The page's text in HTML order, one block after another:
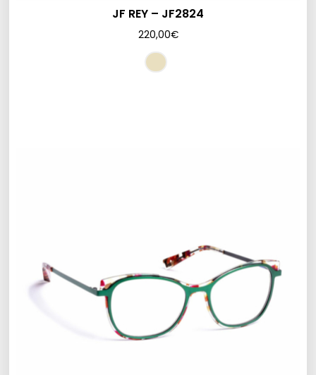
JF REY – JF2824
220,00€